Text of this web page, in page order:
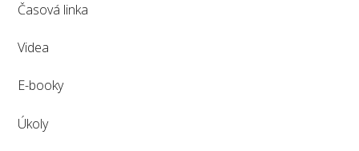
Časová linka
Videa
E-booky
Úkoly